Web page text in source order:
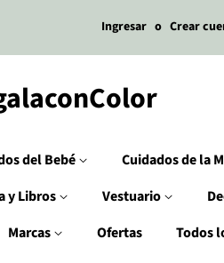
Ingresar o Crear
del Bebé Cuidados de la
y Libros Vestuario
Marcas Ofertas Todos